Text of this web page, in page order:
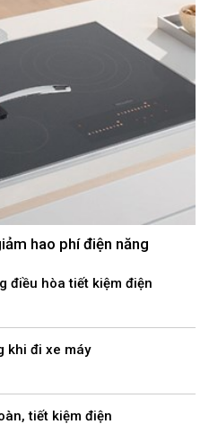
hao phí điện năng
điều hòa tiết kiệm điện
khi đi xe máy
tiết kiệm điện